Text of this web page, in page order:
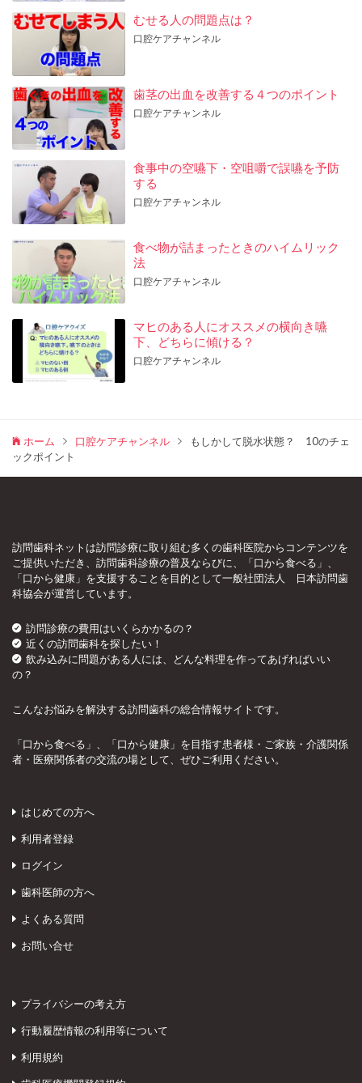
むせる人の問題点は？
口腔ケアチャンネル
歯茎の出血を改善する４つのポイント
口腔ケアチャンネル
食事中の空嚥下・空咀嚼で誤嚥を予防
する
口腔ケアチャンネル
食べ物が詰まったときのハイムリック
法
口腔ケアチャンネル
マヒのある人にオススメの横向き嚥
下、どちらに傾ける？
口腔ケアチャンネル
ホーム 口腔ケアチャンネル
もしかして脱水状態？ 10のチェ
ックポイント
訪問歯科ネットは訪問診療に取り組む多くの歯科医院からコンテンツを
ご提供いただき、訪問歯科診療の普及ならびに、「口から食べる」、
「口から健康」を支援することを目的として一般社団法人 日本訪問歯
科協会が運営しています。
訪問診療の費用はいくらかかるの？
近くの訪問歯科を探したい！
飲み込みに問題がある人には、どんな料理を作ってあげればいい
の？
こんなお悩みを解決する訪問歯科の総合情報サイトです。
「口から食べる」、「口から健康」を目指す患者様・ご家族・介護関係
者・医療関係者の交流の場として、ぜひご利用ください。
はじめての方へ
利用者登録
ログイン
歯科医師の方へ
よくある質問
お問い合せ
プライバシーの考え方
行動履歴情報の利用等について
利用規約